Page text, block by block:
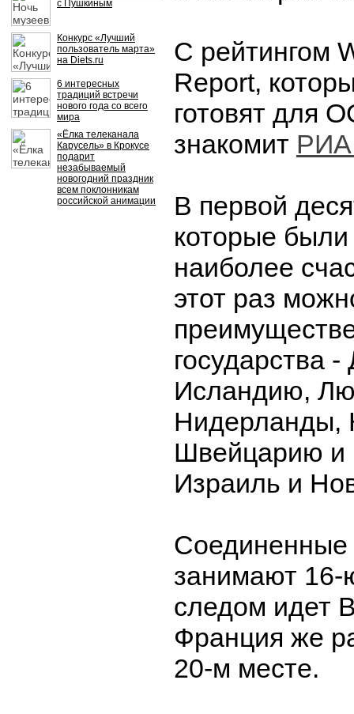
с Пушкиным
Конкурс «Лучший
пользователь марта»
на Diets.ru
6 интересных
традиций встречи
нового года со всего
мира
«Ёлка телеканала
Карусель» в Крокусе
подарит
незабываемый
новогодний праздник
всем поклонникам
российской анимации
С рейтингом
Report,
готовят для
знакомит РИА
В первой
которые
наиболее
этот раз
государства
Исландию,
Нидерланды,
Швейцарию и
Израиль и
занимают 16-
следом идет
Франция же
20-м месте.